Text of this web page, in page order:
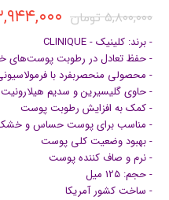
کرم مو
حالت دهنده مو
شامپو سر
۵,۸۰۰,۰۰۰ تومان ۳,۹۴۴,۰۰۰
- برند: کلینیک - CLINIQUE
- حفظ تعادل در رطوبت
- محصولی منحصربفرد با
- حاوی گلیسیرین و سدیم هیلارونیت
- کمک به افزایش رطوبت پوست
- مناسب برای پوست حساس و
- بهبود وضعیت کلی پوست
- نرم و صاف کننده پوست
- حجم: 125 میل
- ساخت کشور آمریکا